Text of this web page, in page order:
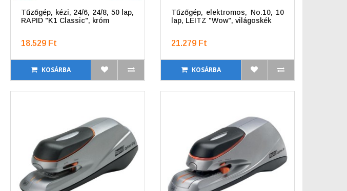
Tűzőgép, kézi, 24/6, 24/8, 50 lap,
RAPID "K1 Classic", króm
18.529 Ft
KOSÁRBA
Tűzőgép, elektromos, No.10, 10
lap, LEITZ "Wow", világoskék
21.279 Ft
KOSÁRBA